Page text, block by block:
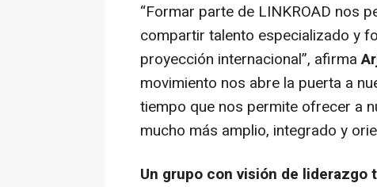
“Formar parte de LINKROAD nos
compartir talento especializado y
proyección internacional”, afirma
movimiento nos abre la puerta a
tiempo que nos permite ofrecer a
mucho más amplio, integrado y
Un grupo con visión de